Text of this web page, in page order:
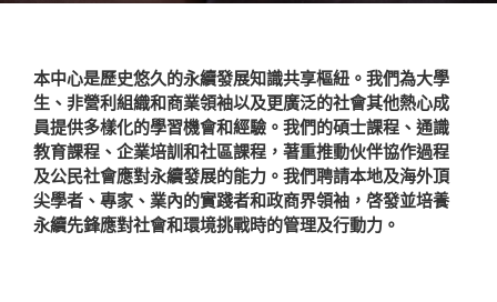
本中心是歷史悠久的永續發展知識共享樞紐。我們為大學
生、非營利組織和商業領袖以及更廣泛的社會其他熱心成
員提供多樣化的學習機會和經驗。我們的碩士課程、通識
教育課程、企業培訓和社區課程，著重推動伙伴協作過程
及公民社會應對永續發展的能力。我們聘請本地及海外頂
尖學者、專家、業內的實踐者和政商界領袖，啓發並培養
永續先鋒應對社會和環境挑戰時的管理及行動力。